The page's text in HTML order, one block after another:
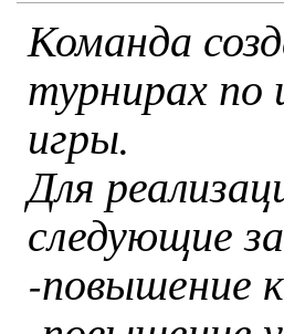
Команда
турнирах
игры.
Для
следующие
-повышение